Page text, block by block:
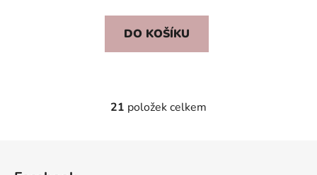
DO KOŠÍKU
O
21 položek celkem